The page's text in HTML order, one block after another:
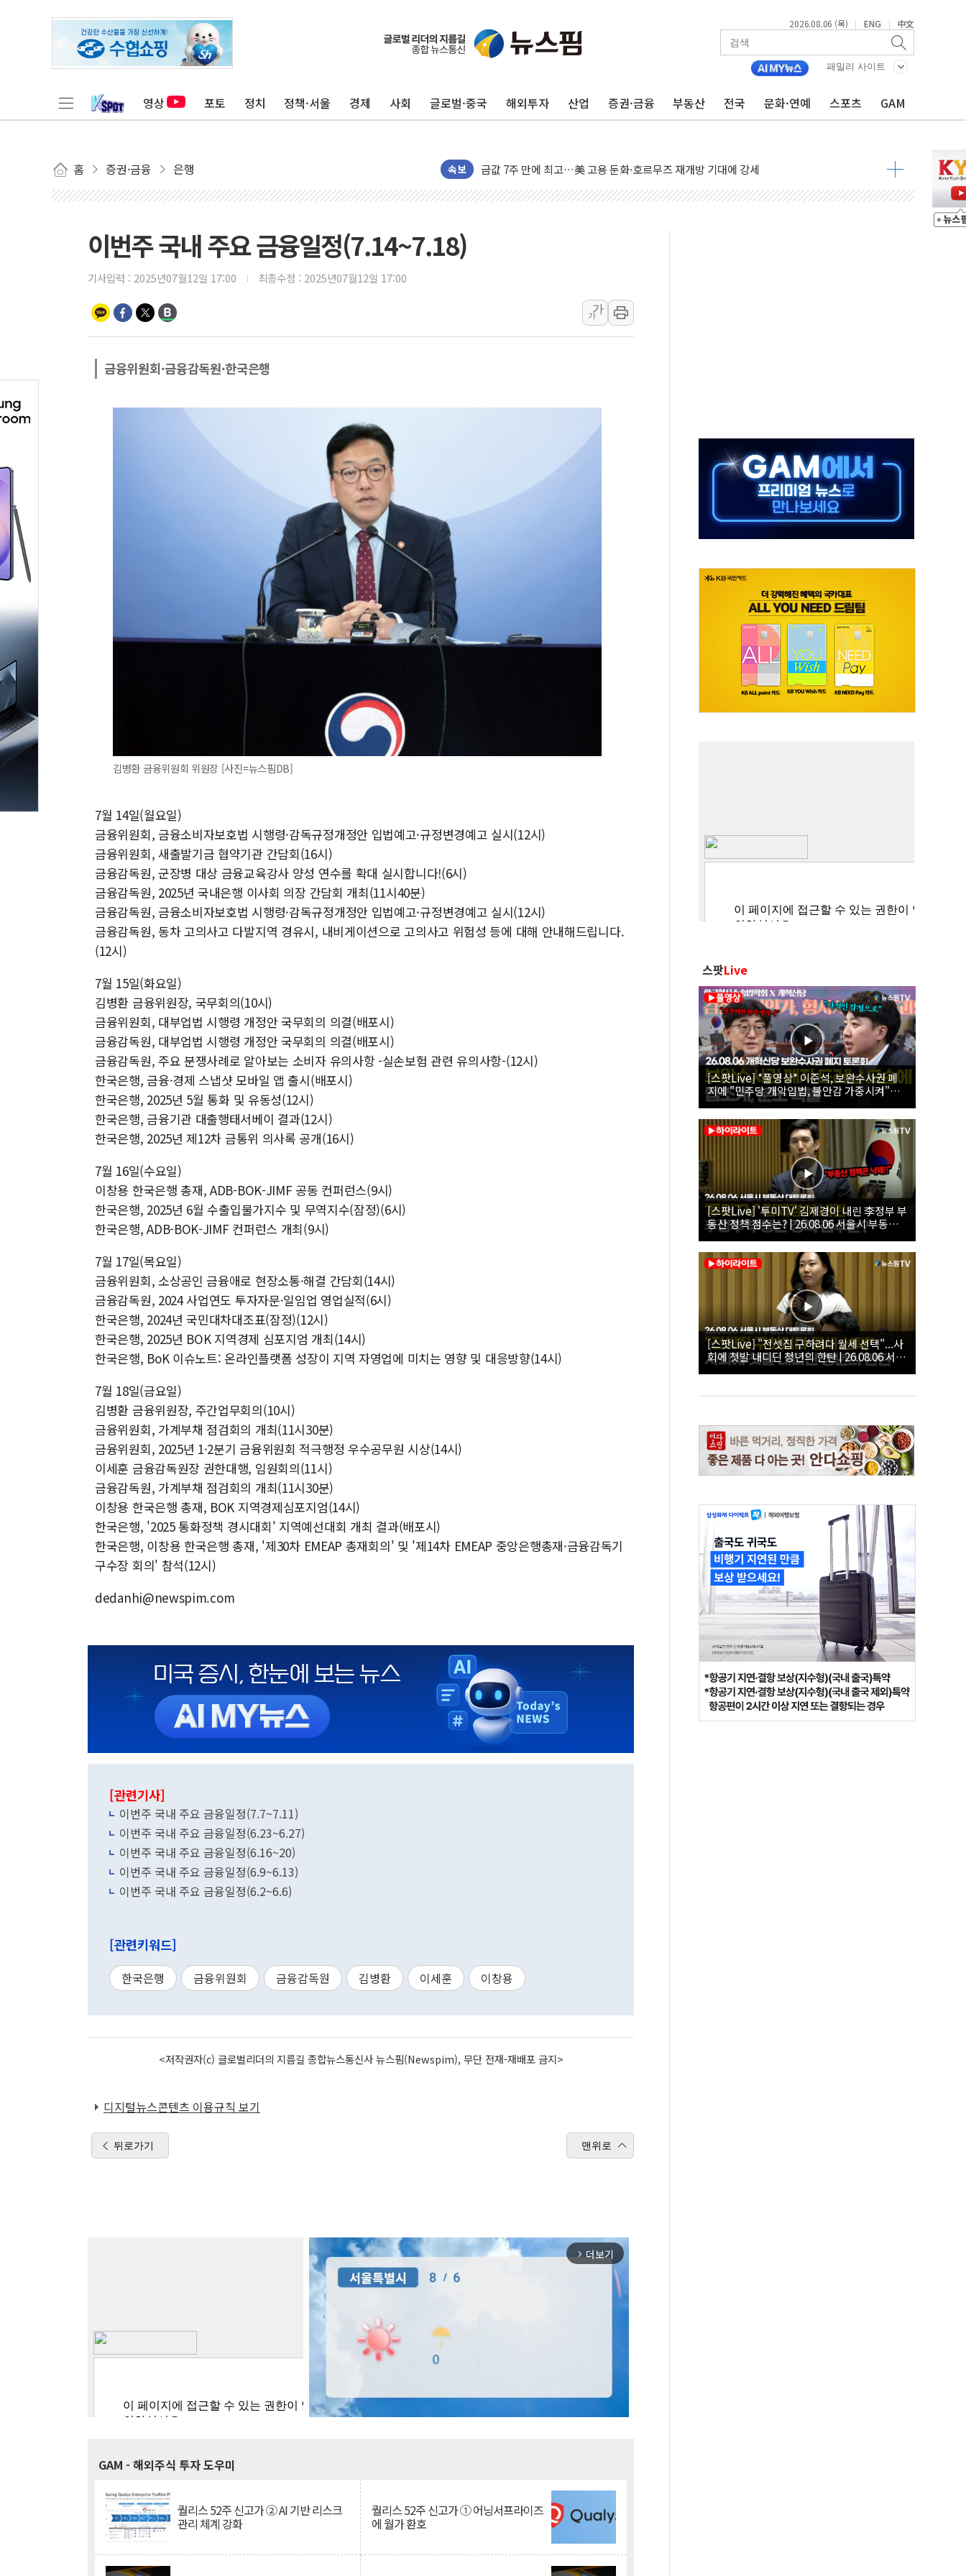
2026.08.06 (목) | ENG | 中文
패밀리 사이트
영상 포토 정치 정책·서울 경제 사회 글로벌·중국 해외투자 산업 증권·금융 부동산 전국 문화·연예 스포츠 GAM
홈 증권·금융 은행 속보
구광모, 내주 실리콘밸리서 젠슨 황 재회…로봇·AI 데이터센터·모빌리티 구체화
뉴욕증시 개장 전 특징주...모더나·아이온큐·도어대시↑ VS 샌디스크·피그마·앱러빈↓
뉴욕증시 프리뷰, 미 주가선물 AI주 차익실현 속 혼조세...웨스턴디지털·샌디스크↓
청와대, 북한 단거리 탄도미사일 발사에 긴급 안보 점검회의
[인도증시] 중동 긴장 완화에 실적 호조까지, 상승...호실적 보고 기업 상승세 뚜렷
러, 1인칭시점 드론으로 우크라 민간인 '사파리' 공격… 시민들 공포감 극대화 전략
'월가의 황제' 다이먼 "금융시장 레버리지 위험수위…숨은 차입이 더 큰 변수"
해군 1함대 창설 80주년…지역과 함께하는 '선봉'의 대민 봉사
[3보] 북, 원산서 동해로 단거리 탄도미사일 1발 발사… 올해 10번째·42일 만 도발
우크라 드론 전술, 중남미 콜롬비아에 새 안보 위기… 반군·마약카르텔이 습득해 전투 활용
구미 폐염산처리업체서 불 2시간30여분만에 진화...외국인 노동자 숨져
해군과 함께하는 '불금전파, 송정' 시즌2
강원도 폭염특보 11일째…온열질환·가축 피해 최소화 '총력 대응'
이번주 국내 주요 금융일정(7.14~7.18)
기사입력 : 2025년07월12일 17:00 최종수정 : 2025년07월12일 17:00
가
가
금융위원회·금융감독원·한국은행
김병환 금융위원회 위원장 [사진=뉴스핌DB]
7월 14일(월요일)
금융위원회, 금융소비자보호법 시행령·감독규정개정안 입법예고·규정변경예고 실시(12시)
금융위원회, 새출발기금 협약기관 간담회(16시)
금융감독원, 군장병 대상 금융교육강사 양성 연수를 확대 실시합니다!(6시)
금융감독원, 2025년 국내은행 이사회 의장 간담회 개최(11시40분)
금융감독원, 금융소비자보호법 시행령·감독규정개정안 입법예고·규정변경예고 실시(12시)
금융감독원, 동차 고의사고 다발지역 경유시, 내비게이션으로 고의사고 위험성 등에 대해 안내해드립니다.
(12시)
7월 15일(화요일)
김병환 금융위원장, 국무회의(10시)
금융위원회, 대부업법 시행령 개정안 국무회의 의결(배포시)
금융감독원, 대부업법 시행령 개정안 국무회의 의결(배포시)
금융감독원, 주요 분쟁사례로 알아보는 소비자 유의사항 -실손보험 관련 유의사항-(12시)
한국은행, 금융·경제 스냅샷 모바일 앱 출시(배포시)
한국은행, 2025년 5월 통화 및 유동성(12시)
한국은행, 금융기관 대출행태서베이 결과(12시)
한국은행, 2025년 제12차 금통위 의사록 공개(16시)
7월 16일(수요일)
이창용 한국은행 총재, ADB-BOK-JIMF 공동 컨퍼런스(9시)
한국은행, 2025년 6월 수출입물가지수 및 무역지수(잠정)(6시)
한국은행, ADB-BOK-JIMF 컨퍼런스 개최(9시)
7월 17일(목요일)
금융위원회, 소상공인 금융애로 현장소통·해결 간담회(14시)
금융감독원, 2024 사업연도 투자자문·일임업 영업실적(6시)
한국은행, 2024년 국민대차대조표(잠정)(12시)
한국은행, 2025년 BOK 지역경제 심포지엄 개최(14시)
한국은행, BoK 이슈노트: 온라인플랫폼 성장이 지역 자영업에 미치는 영향 및 대응방향(14시)
7월 18일(금요일)
김병환 금융위원장, 주간업무회의(10시)
금융위원회, 가계부채 점검회의 개최(11시30분)
금융위원회, 2025년 1·2분기 금융위원회 적극행정 우수공무원 시상(14시)
이세훈 금융감독원장 권한대행, 임원회의(11시)
금융감독원, 가계부채 점검회의 개최(11시30분)
이창용 한국은행 총재, BOK 지역경제심포지엄(14시)
한국은행, '2025 통화정책 경시대회' 지역예선대회 개최 결과(배포시)
한국은행, 이창용 한국은행 총재, '제30차 EMEAP 총재회의' 및 '제14차 EMEAP 중앙은행총재·금융감독기
구수장 회의' 참석(12시)
dedanhi@newspim.com
[관련기사]
이번주 국내 주요 금융일정(7.7~7.11)
이번주 국내 주요 금융일정(6.23~6.27)
이번주 국내 주요 금융일정(6.16~20)
이번주 국내 주요 금융일정(6.9~6.13)
이번주 국내 주요 금융일정(6.2~6.6)
[관련키워드]
한국은행 금융위원회 금융감독원 김병환 이세훈 이창용
<저작권자(c) 글로벌리더의 지름길 종합뉴스통신사 뉴스핌(Newspim), 무단 전재-재배포 금지>
디지털뉴스콘텐츠 이용규칙 보기
뒤로가기 맨위로
arrow_forward_ios 더보기
GAM - 해외주식 투자 도우미
퀄리스 52주 신고가 ② AI 기반 리스크
관리 체계 강화
퀄리스 52주 신고가 ① 어닝서프라이즈
에 월가 환호
스팟Live
[스팟Live] *풀영상* 이준석, 보완수사권 폐
지에 "민주당 개악입법, 불안감 가중시켜"｜
26.08.06 개혁신당 보완수사권 폐지 토론회
[스팟Live] '투미TV' 김제경이 내린 李정부 부
동산 정책 점수는? | 26.08.06 서울시 부동산
대토론회
[스팟Live] "전셋집 구하려다 월세 선택"...사
회에 첫발 내디딘 청년의 한탄 | 26.08.06 서울
시 부동산 대토론회